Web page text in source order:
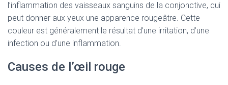
l’inflammation des vaisseaux sanguins de la conjonctive, qui
peut donner aux yeux une apparence rougeâtre. Cette
couleur est généralement le résultat d’une irritation, d’une
infection ou d’une inflammation.
Causes de l’œil rouge